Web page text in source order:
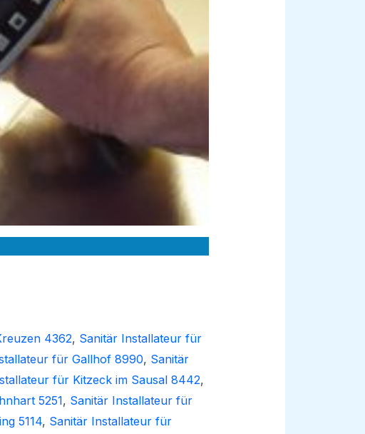
4362, Sanitär Installateur für
für Gallhof 8990, Sanitär
für Kitzeck im Sausal 8442,
5251, Sanitär Installateur für
5114, Sanitär Installateur für